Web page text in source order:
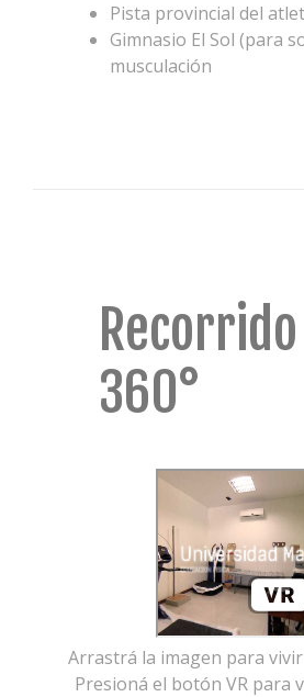
Pista provincial del
Gimnasio El Sol (para
musculación
Recorrido
360°
Arrastrá la imagen para
Presioná el botón VR para